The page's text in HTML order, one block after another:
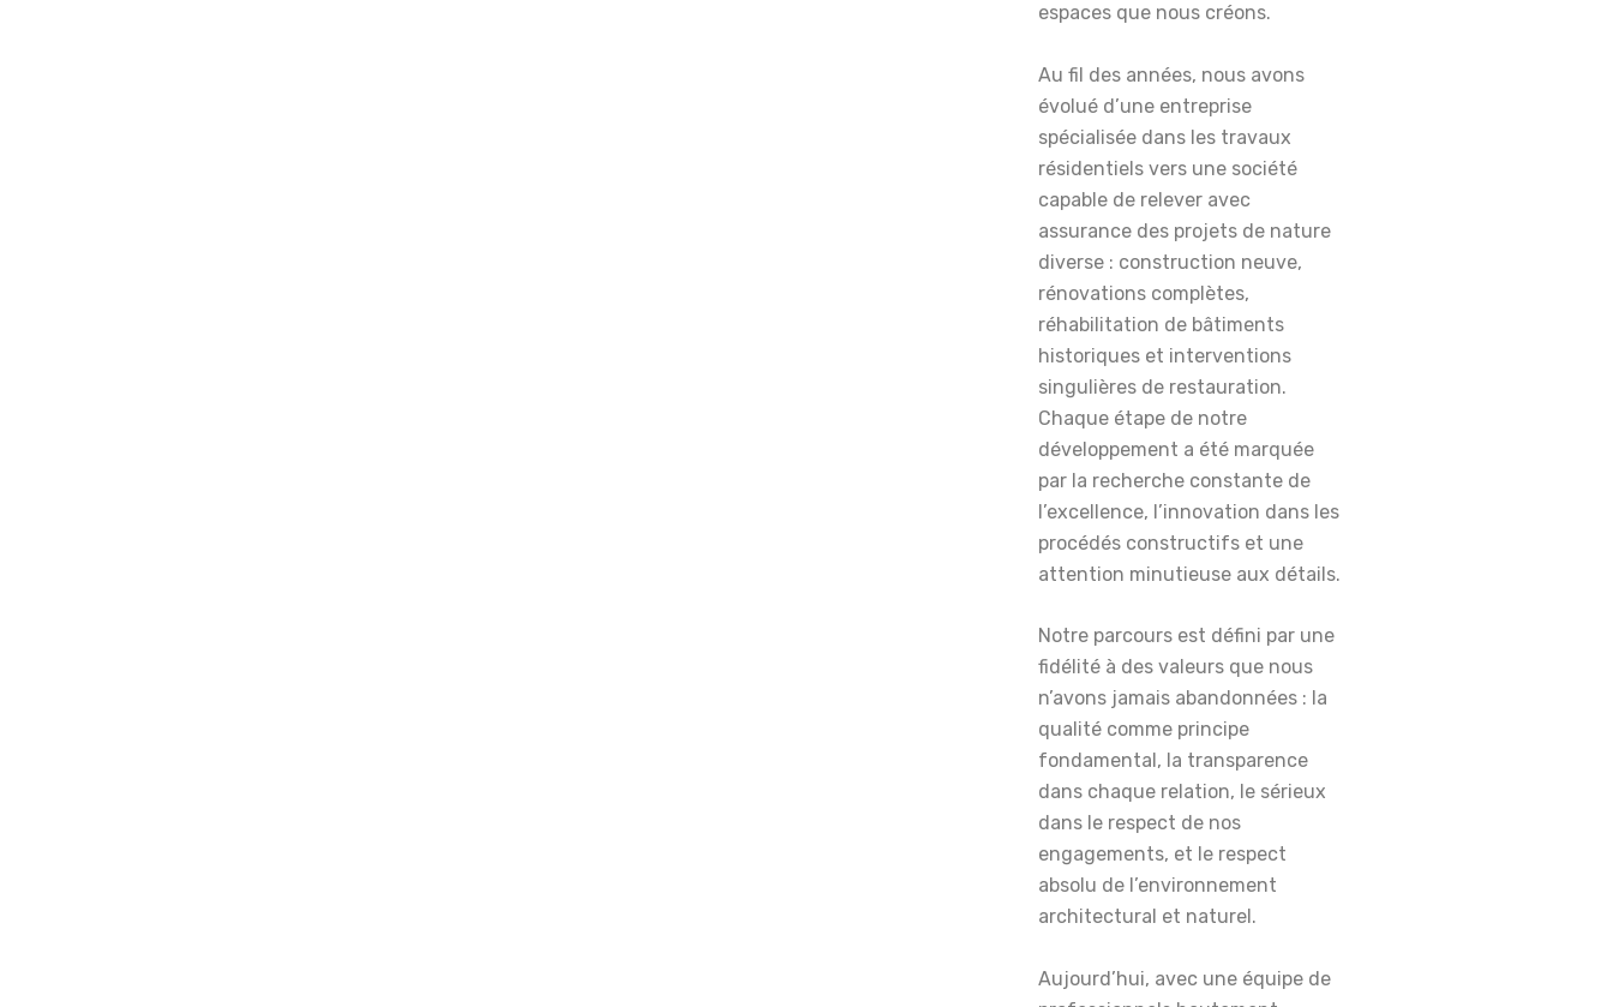
espaces que nous créons.
Au fil des années, nous avons
évolué d’une entreprise
spécialisée dans les travaux
résidentiels vers une société
capable de relever avec
assurance des projets de nature
diverse : construction neuve,
rénovations complètes,
réhabilitation de bâtiments
historiques et interventions
singulières de restauration.
Chaque étape de notre
développement a été marquée
par la recherche constante de
l’excellence, l’innovation dans les
procédés constructifs et une
attention minutieuse aux détails.
Notre parcours est défini par une
fidélité à des valeurs que nous
n’avons jamais abandonnées : la
qualité comme principe
fondamental, la transparence
dans chaque relation, le sérieux
dans le respect de nos
engagements, et le respect
absolu de l’environnement
architectural et naturel.
Aujourd’hui, avec une équipe de